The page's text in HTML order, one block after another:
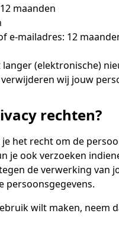
maanden
e-mailadres: 12
(elektronische)
wij jouw
rechten?
je het recht om de
je ook verzoeken
de verwerking van
persoonsgegevens.
wilt maken, neem